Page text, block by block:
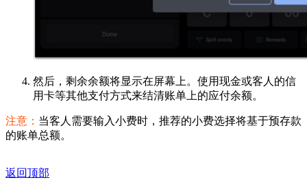
然后，剩余余额将显示在屏幕上。使用现金或客人的信
用卡等其他支付方式来结清账单上的应付余额。
注意： 当客人需要输入小费时，推荐的小费选择将基于预存款
的账单总额。
返回顶部